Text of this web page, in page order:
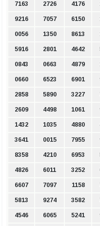
7163 2726 4176
9216 7057 6150
0056 1350 8613
5916 2801 4642
0843 0663 4879
0660 6523 6901
2858 5890 3227
2609 4498 1061
1432 1035 4880
3641 0015 7955
8358 4210 6953
4826 6011 3252
6607 7097 1158
5813 9274 3582
4546 6065 5241